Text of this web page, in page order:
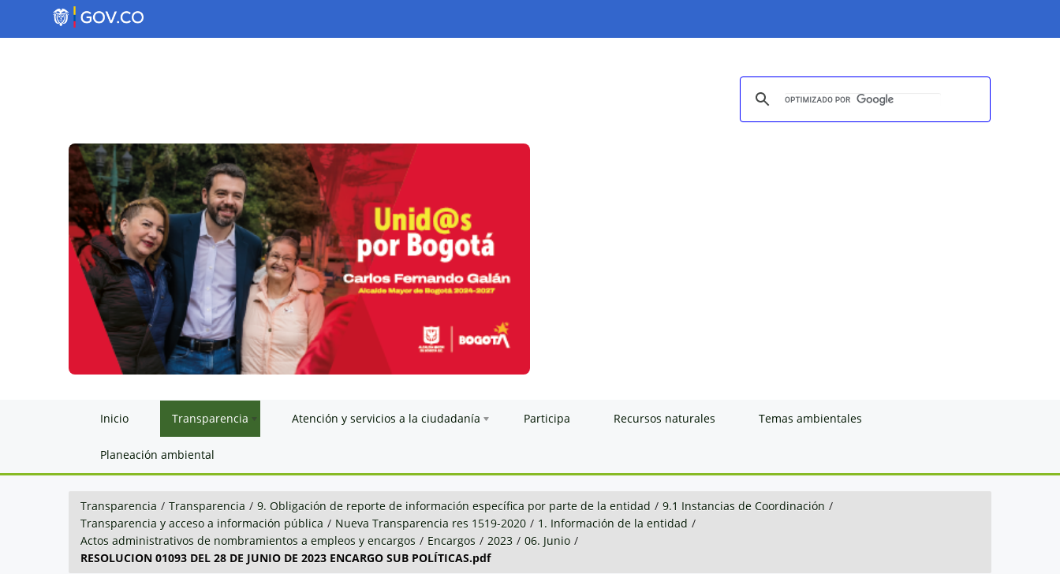
Inicio Transparencia Atención y servicios a la ciudadanía Participa Recursos naturales Temas ambientales
Planeación ambiental
Transparencia / Transparencia / 9. Obligación de reporte de información específica por parte de la entidad / 9.1 Instancias de Coordinación /
Transparencia y acceso a información pública / Nueva Transparencia res 1519-2020 / 1. Información de la entidad /
Actos administrativos de nombramientos a empleos y encargos / Encargos / 2023 / 06. Junio /
RESOLUCION 01093 DEL 28 DE JUNIO DE 2023 ENCARGO SUB POLÍTICAS.pdf